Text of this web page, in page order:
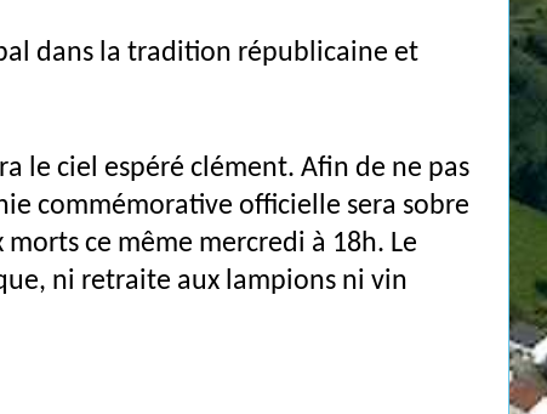
dans la tradition républicaine et
le ciel espéré clément. Afin de ne pas
commémorative officielle sera sobre
ce même mercredi à 18h. Le
ni retraite aux lampions ni vin